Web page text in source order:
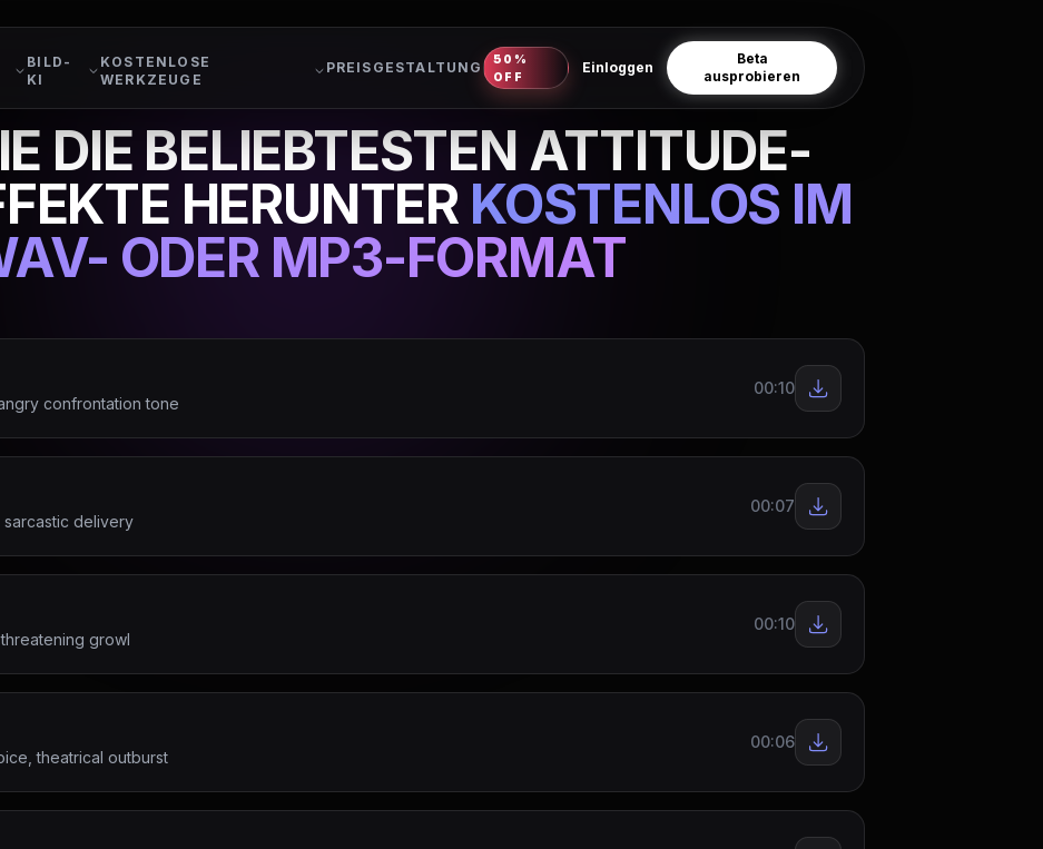
BILD-
KI
KOSTENLOSE
WERKZEUGE
PREISGESTALTUNG
50%
OFF
Einloggen
Beta
ausprobieren
DIE BELIEBTESTEN ATTITUDE-
HERUNTER KOSTENLOS IM
ODER MP3-FORMAT
confrontation tone
00:10
sarcastic delivery
00:07
growl
00:10
theatrical outburst
00:06